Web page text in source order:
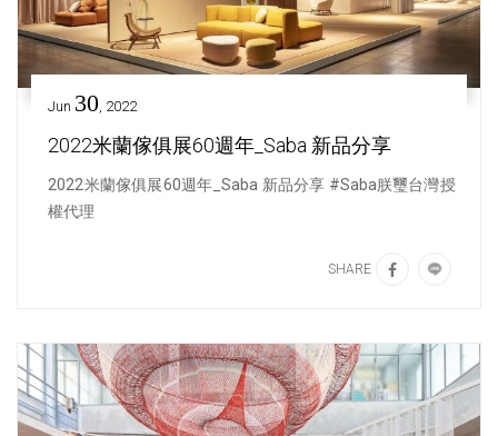
Jun 30, 2022
2022米蘭傢俱展60週年_Saba 新品分享
2022米蘭傢俱展60週年_Saba 新品分享 #Saba朕璽台灣授
權代理
SHARE